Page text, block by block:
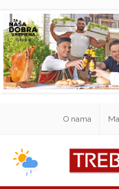
O nama